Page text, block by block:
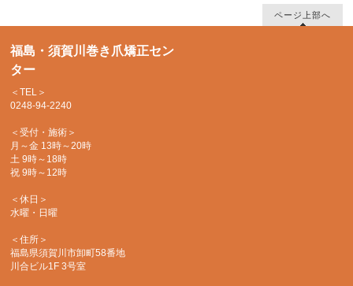
ページ上部へ
福島・須賀川巻き爪矯正セン
ター
＜TEL＞
0248-94-2240
＜受付・施術＞
月～金 13時～20時
土 9時～18時
祝 9時～12時
＜休日＞
水曜・日曜
＜住所＞
福島県須賀川市卸町58番地
川合ビル1F 3号室